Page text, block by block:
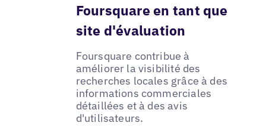
Foursquare en tant que
site d'évaluation
Foursquare contribue à
améliorer la visibilité des
recherches locales grâce à des
informations commerciales
détaillées et à des avis
d'utilisateurs.